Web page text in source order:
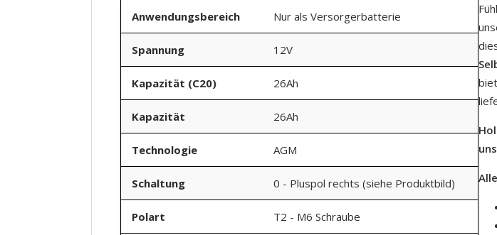
Anwendungsbereich Nur als Versorgerbatterie
Spannung 12V
Kapazität (C20) 26Ah
Kapazität 26Ah
Technologie AGM
Schaltung 0 - Pluspol rechts (siehe Produktbild)
Polart T2 - M6 Schraube